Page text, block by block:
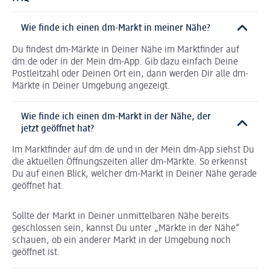
Wie finde ich einen dm-Markt in meiner Nähe?
Du findest dm-Märkte in Deiner Nähe im Marktfinder auf
dm.de oder in der Mein dm-App. Gib dazu einfach Deine
Postleitzahl oder Deinen Ort ein, dann werden Dir alle dm-
Märkte in Deiner Umgebung angezeigt.
Wie finde ich einen dm-Markt in der Nähe, der
jetzt geöffnet hat?
Im Marktfinder auf dm.de und in der Mein dm-App siehst Du
die aktuellen Öffnungszeiten aller dm-Märkte. So erkennst
Du auf einen Blick, welcher dm-Markt in Deiner Nähe gerade
geöffnet hat.
Sollte der Markt in Deiner unmittelbaren Nähe bereits
geschlossen sein, kannst Du unter „Märkte in der Nähe“
schauen, ob ein anderer Markt in der Umgebung noch
geöffnet ist.